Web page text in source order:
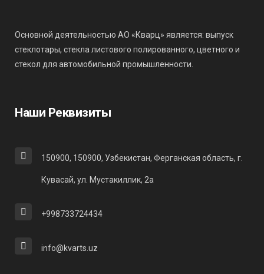
Основной деятельностью АО «Кварц» является: выпуск
стеклотары, стекла листового полированного, цветного и
стекол для автомобильной промышленности.
Наши Реквизиты
150900, 150900, Узбекистан, Ферганская область, г.
Кувасай, ул. Мустакиллик, 2а
+998733724434
info@kvarts.uz